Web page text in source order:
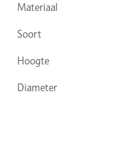
Materiaal
Soort
Hoogte
Diameter